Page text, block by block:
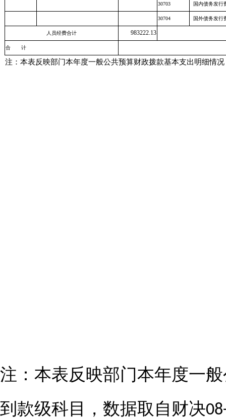
30703 国内债务发行
30704 国外债务发行
人员经费合计 983222.13
合 计
注：本表反映部门本年度一般公共预算财政拨款基本支出明细情况
注：本表反映部门本年度一
到款级科目，数据取自财决